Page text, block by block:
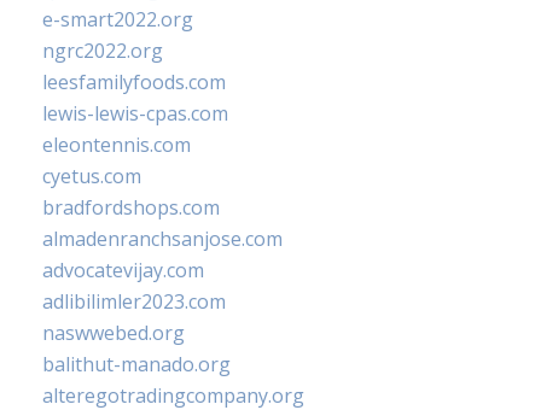
e-smart2022.org
ngrc2022.org
leesfamilyfoods.com
lewis-lewis-cpas.com
eleontennis.com
cyetus.com
bradfordshops.com
almadenranchsanjose.com
advocatevijay.com
adlibilimler2023.com
naswwebed.org
balithut-manado.org
alteregotradingcompany.org